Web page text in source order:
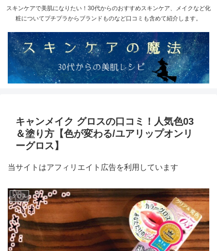
スキンケアで美肌になりたい！30代からのおすすめスキンケア、メイクなど化
粧についてプチプラからブランドものなど口コミも含めて紹介します。
キャンメイク グロスの口コミ！人気色03
＆塗り方【色が変わる/ユアリップオンリ
ーグロス】
当サイトはアフィリエイト広告を利用しています
グロス